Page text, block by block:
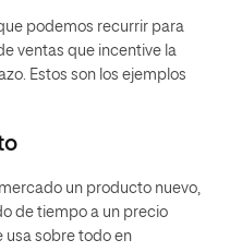
podemos recurrir para
ventas que incentive la
Estos son los ejemplos
un producto nuevo,
de tiempo a un precio
usa sobre todo en